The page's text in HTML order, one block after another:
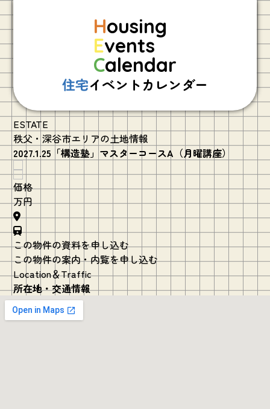
Housing
Events
Calendar
住宅イベントカレンダー
ESTATE
秩父・深谷市エリアの土地情報
2027.1.25「構造塾」マスターコースA（月曜講座）
価格
万円
この物件の資料を申し込む
この物件の案内・内覧を申し込む
Location＆Traffic
所在地・交通情報